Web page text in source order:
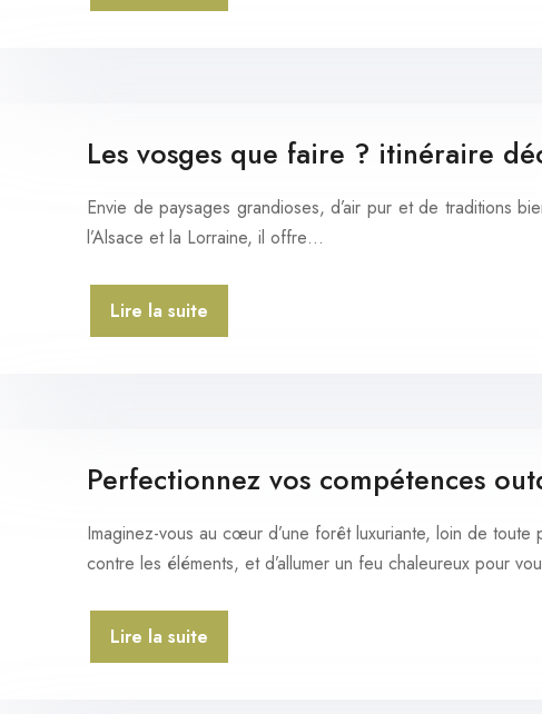
Les vosges que faire ? itinéraire
Envie de paysages grandioses, d’air pur et de traditions
l’Alsace et la Lorraine, il offre…
Lire la suite
Perfectionnez vos compétences
Imaginez-vous au cœur d’une forêt luxuriante, loin de
contre les éléments, et d’allumer un feu chaleureux pour
Lire la suite